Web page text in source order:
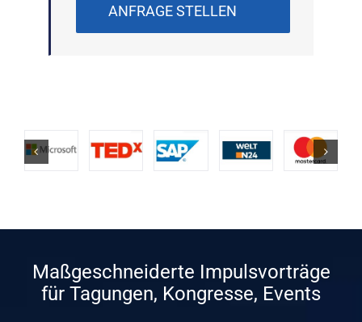
ANFRAGE STELLEN
Maßgeschneiderte Impulsvorträge
für Tagungen, Kongresse, Events